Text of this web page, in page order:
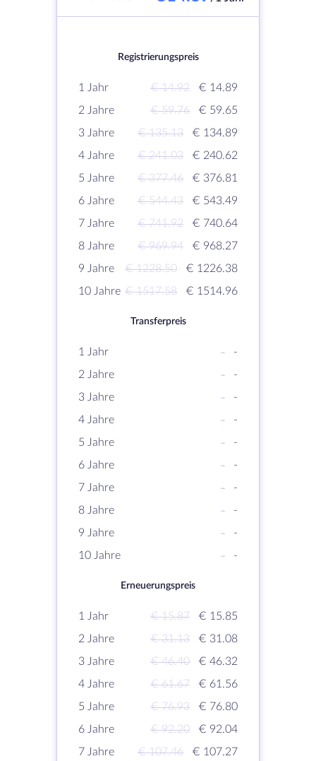
Registrierungspreis
1 Jahr € 14.92
€ 14.89
2 Jahre
€ 59.76
€ 59.65
3 Jahre
€ 135.13
€ 134.89
4 Jahre
€ 241.03
€ 240.62
5 Jahre
€ 377.46
€ 376.81
6 Jahre
€ 544.43
€ 543.49
7 Jahre
€ 741.92
€ 740.64
8 Jahre
€ 969.94
€ 968.27
9 Jahre
€ 1228.50
€ 1226.38
10 Jahre € 1517.58 € 1514.96
Transferpreis
1 Jahr -
-
2 Jahre
-
-
3 Jahre
-
-
4 Jahre
-
-
5 Jahre
-
-
6 Jahre
-
-
7 Jahre
-
-
8 Jahre
-
-
9 Jahre
-
-
10 Jahre
- -
Erneuerungspreis
1 Jahr € 15.87
€ 15.85
2 Jahre
€ 31.13
€ 31.08
3 Jahre
€ 46.40
€ 46.32
4 Jahre
€ 61.67
€ 61.56
5 Jahre
€ 76.93
€ 76.80
6 Jahre
€ 92.20
€ 92.04
7 Jahre
€ 107.46
€ 107.27